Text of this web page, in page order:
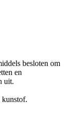
besloten om
en
uit.
kunstof.